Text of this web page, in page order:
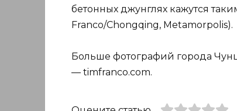
бетонных джунглях кажутся
Franco/Chongqing, Metamorpolis).
Больше фотографий города
— timfranco.com.